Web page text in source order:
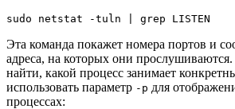
sudo netstat -tuln | grep LISTEN
Эта команда покажет номера портов и
адреса, на которых они
найти, какой процесс занимает
использовать параметр -p для
процессах: